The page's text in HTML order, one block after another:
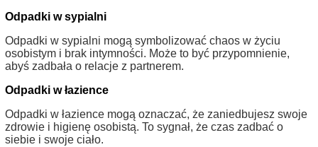
Odpadki w sypialni
Odpadki w sypialni mogą symbolizować chaos w życiu
osobistym i brak intymności. Może to być przypomnienie,
abyś zadbała o relacje z partnerem.
Odpadki w łazience
Odpadki w łazience mogą oznaczać, że zaniedbujesz swoje
zdrowie i higienę osobistą. To sygnał, że czas zadbać o
siebie i swoje ciało.